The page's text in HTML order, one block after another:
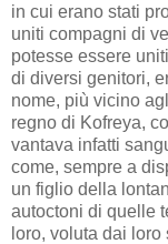
in cui erano stati
uniti compagni di
potesse essere
di diversi genitori,
nome, più vicino
regno di Kofreya,
vantava infatti
come, sempre a
un figlio della
autoctoni di quelle
loro, voluta dai